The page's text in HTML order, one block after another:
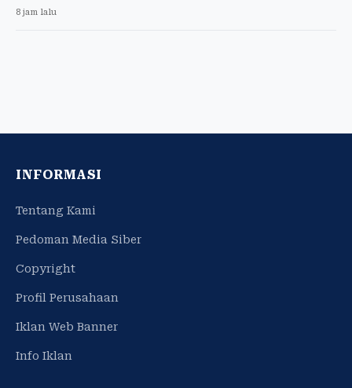
8 jam lalu
INFORMASI
Tentang Kami
Pedoman Media Siber
Copyright
Profil Perusahaan
Iklan Web Banner
Info Iklan